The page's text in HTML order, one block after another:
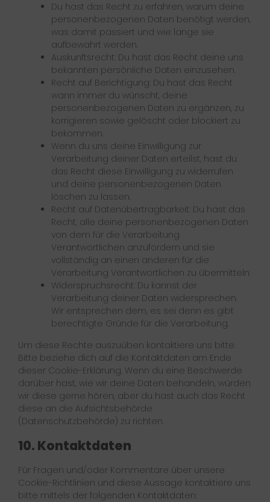
Du hast das Recht zu erfahren, warum deine
personenbezogenen Daten benötigt werden,
was damit passiert und wie lange sie
aufbewahrt werden.
Auskunftsrecht: Du hast das Recht deine uns
bekannten persönliche Daten einzusehen.
Recht auf Berichtigung: Du hast das Recht
wann immer du wünscht, deine
personenbezogenen Daten zu ergänzen, zu
korrigieren sowie gelöscht oder blockiert zu
bekommen.
Wenn du uns deine Einwilligung zur
Verarbeitung deiner Daten erteilst, hast du
das Recht diese Einwilligung zu widerrufen
und deine personenbezogenen Daten
löschen zu lassen.
Recht auf Datenübertragbarkeit: Du hast das
Recht, alle deine personenbezogenen Daten
von dem für die Verarbeitung
Verantwortlichen anzufordern und sie
vollständig an einen anderen für die
Verarbeitung Verantwortlichen zu übermitteln.
Widerspruchsrecht: Du kannst der
Verarbeitung deiner Daten widersprechen.
Wir entsprechen dem, es sei denn es gibt
berechtigte Gründe für die Verarbeitung.
Um diese Rechte auszuüben kontaktiere uns bitte.
Bitte beziehe dich auf die Kontaktdaten am Ende
dieser Cookie-Erklärung. Wenn du eine Beschwerde
darüber hast, wie wir deine Daten behandeln, würden
wir diese gerne hören, aber du hast auch das Recht
diese an die Aufsichtsbehörde
(Datenschutzbehörde) zu richten.
10. Kontaktdaten
Für Fragen und/oder Kommentare über unsere
Cookie-Richtlinien und diese Aussage kontaktiere uns
bitte mittels der folgenden Kontaktdaten: